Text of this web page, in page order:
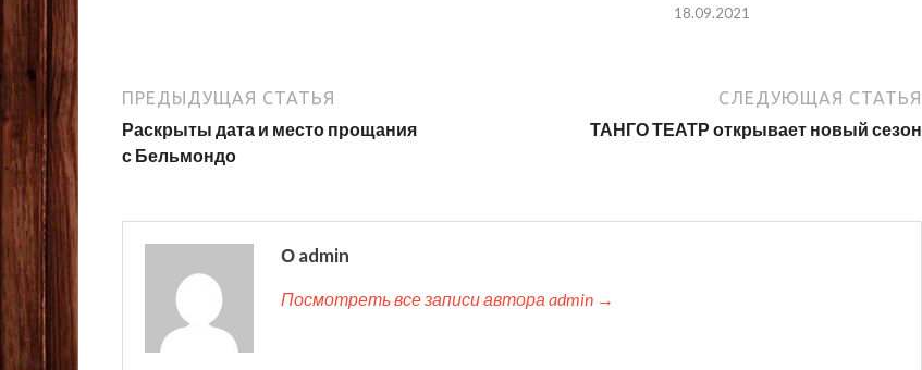
18.09.2021
ПРЕДЫДУЩАЯ СТАТЬЯ
Раскрыты дата и место прощания
с Бельмондо
СЛЕДУЮЩАЯ СТАТЬЯ
ТАНГО ТЕАТР открывает новый сезон
О admin
Посмотреть все записи автора admin →